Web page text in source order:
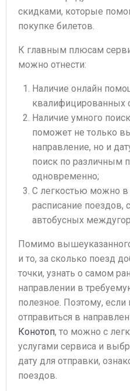
скидками, которые
покупке билетов.
К главным плюсам
можно отнести:
Наличие онлайн
квалифицированных
Наличие умного
поможет не только
направление, но и
поиск по различным
одновременно;
С легкостью можно в
расписание поездов,
автобусных
Помимо
и то, за сколько поезд
точки, узнать о самом
направлении в
полезное. Поэтому, если
отправиться в
Конотоп, то можно с
услугами сервиса и
дату для отправки,
поездов.